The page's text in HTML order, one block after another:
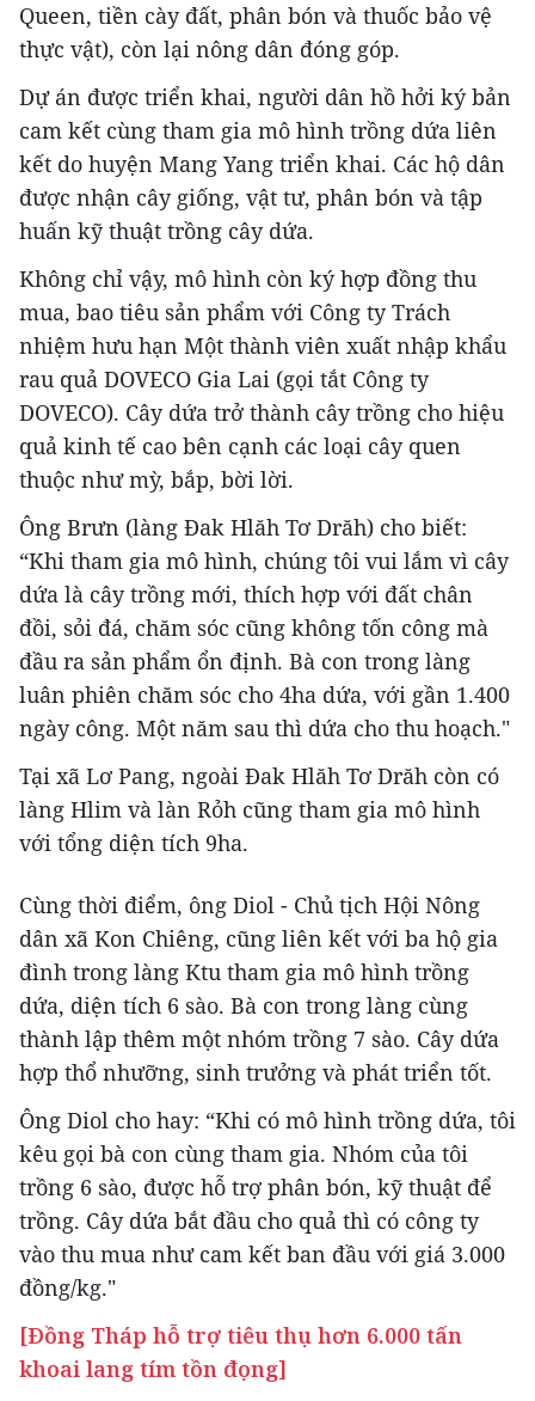
Queen, tiền cày đất, phân bón và thuốc bảo vệ
thực vật), còn lại nông dân đóng góp.
Dự án được triển khai, người dân hồ hởi ký bản
cam kết cùng tham gia mô hình trồng dứa liên
kết do huyện Mang Yang triển khai. Các hộ dân
được nhận cây giống, vật tư, phân bón và tập
huấn kỹ thuật trồng cây dứa.
Không chỉ vậy, mô hình còn ký hợp đồng thu
mua, bao tiêu sản phẩm với Công ty Trách
nhiệm hưu hạn Một thành viên xuất nhập khẩu
rau quả DOVECO Gia Lai (gọi tắt Công ty
DOVECO). Cây dứa trở thành cây trồng cho hiệu
quả kinh tế cao bên cạnh các loại cây quen
thuộc như mỳ, bắp, bời lời.
Ông Brưn (làng Đak Hlăh Tơ Drăh) cho biết:
“Khi tham gia mô hình, chúng tôi vui lắm vì cây
dứa là cây trồng mới, thích hợp với đất chân
đồi, sỏi đá, chăm sóc cũng không tốn công mà
đầu ra sản phẩm ổn định. Bà con trong làng
luân phiên chăm sóc cho 4ha dứa, với gần 1.400
ngày công. Một năm sau thì dứa cho thu hoạch."
Tại xã Lơ Pang, ngoài Đak Hlăh Tơ Drăh còn có
làng Hlim và làn Rỏh cũng tham gia mô hình
với tổng diện tích 9ha.
Cùng thời điểm, ông Diol - Chủ tịch Hội Nông
dân xã Kon Chiêng, cũng liên kết với ba hộ gia
đình trong làng Ktu tham gia mô hình trồng
dứa, diện tích 6 sào. Bà con trong làng cùng
thành lập thêm một nhóm trồng 7 sào. Cây dứa
hợp thổ nhưỡng, sinh trưởng và phát triển tốt.
Ông Diol cho hay: “Khi có mô hình trồng dứa, tôi
kêu gọi bà con cùng tham gia. Nhóm của tôi
trồng 6 sào, được hỗ trợ phân bón, kỹ thuật để
trồng. Cây dứa bắt đầu cho quả thì có công ty
vào thu mua như cam kết ban đầu với giá 3.000
đồng/kg."
[Đồng Tháp hỗ trợ tiêu thụ hơn 6.000 tấn
khoai lang tím tồn đọng]